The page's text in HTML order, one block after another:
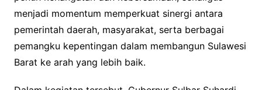
menjadi momentum memperkuat sinergi antara
pemerintah daerah, masyarakat, serta berbagai
pemangku kepentingan dalam membangun Sulawesi
Barat ke arah yang lebih baik.